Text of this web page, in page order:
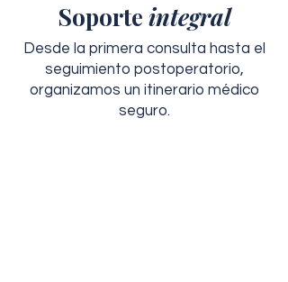
Soporte integral
Desde la primera consulta hasta el
seguimiento postoperatorio,
organizamos un itinerario médico
seguro.